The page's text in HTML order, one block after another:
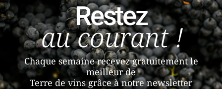
Restez
au courant !
Chaque semaine recevez gratuitement le
meilleur de
Terre de vins grâce à notre newsletter